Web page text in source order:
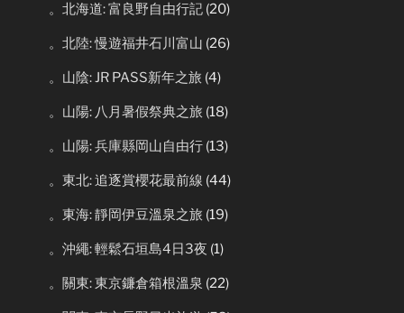
。北海道: 富良野自由行記 (20)
。北陸: 慢遊福井石川富山 (26)
。山陰: JR PASS新年之旅 (4)
。山陽: 八月暑假祭典之旅 (18)
。山陽: 兵庫縣岡山自由行 (13)
。東北: 追逐賞櫻花最前線 (44)
。東海: 靜岡伊豆溫泉之旅 (19)
。沖繩: 輕鬆石垣島4日3夜 (1)
。關東: 東京鐮倉箱根溫泉 (22)